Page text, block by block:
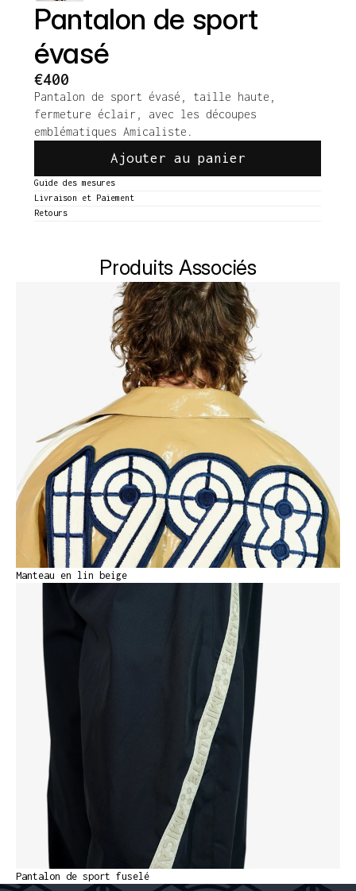
Pantalon de sport
évasé
€400
Pantalon de sport évasé, taille haute,
fermeture éclair, avec les découpes
emblématiques Amicaliste.
Ajouter au panier
Guide des mesures
Livraison et Paiement
Retours
Produits Associés
Manteau en lin beige
Pantalon de sport fuselé